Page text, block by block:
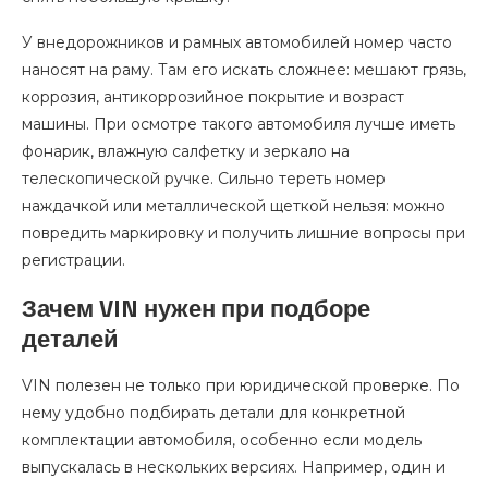
У внедорожников и рамных автомобилей номер часто
наносят на раму. Там его искать сложнее: мешают грязь,
коррозия, антикоррозийное покрытие и возраст
машины. При осмотре такого автомобиля лучше иметь
фонарик, влажную салфетку и зеркало на
телескопической ручке. Сильно тереть номер
наждачкой или металлической щеткой нельзя: можно
повредить маркировку и получить лишние вопросы при
регистрации.
Зачем VIN нужен при подборе
деталей
VIN полезен не только при юридической проверке. По
нему удобно подбирать детали для конкретной
комплектации автомобиля, особенно если модель
выпускалась в нескольких версиях. Например, один и